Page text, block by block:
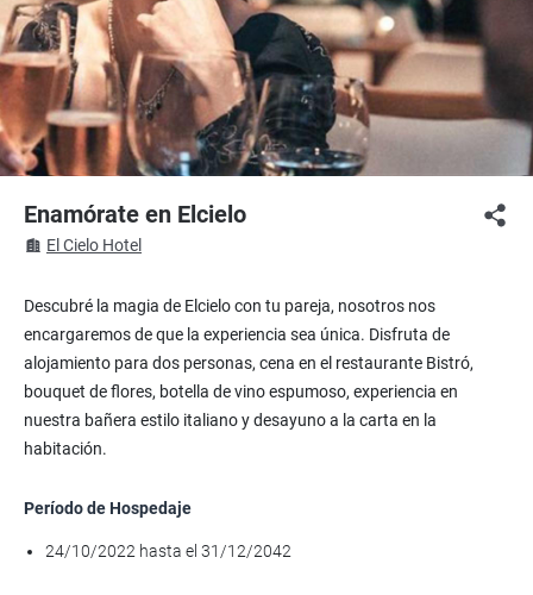
Enamórate en Elcielo
El Cielo Hotel
Descubré la magia de Elcielo con tu pareja, nosotros nos
encargaremos de que la experiencia sea única. Disfruta de
alojamiento para dos personas, cena en el restaurante Bistró,
bouquet de flores, botella de vino espumoso, experiencia en
nuestra bañera estilo italiano y desayuno a la carta en la
habitación.
Período de Hospedaje
24/10/2022 hasta el 31/12/2042